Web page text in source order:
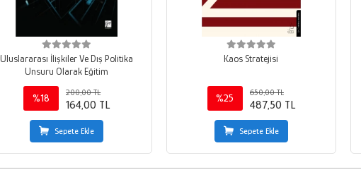
Uluslararası İlişkiler Ve Dış Politika
Unsuru Olarak Eğitim
%18
200,00 TL
164,00 TL
Sepete Ekle
Kaos Stratejisi
%25
650,00 TL
487,50 TL
Sepete Ekle